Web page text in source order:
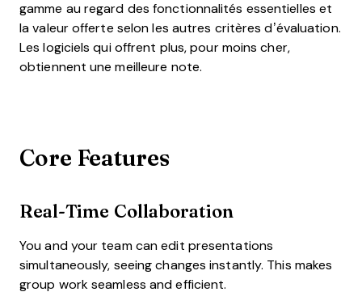
gamme au regard des fonctionnalités essentielles et
la valeur offerte selon les autres critères d’évaluation.
Les logiciels qui offrent plus, pour moins cher,
obtiennent une meilleure note.
Core Features
Real-Time Collaboration
You and your team can edit presentations
simultaneously, seeing changes instantly. This makes
group work seamless and efficient.